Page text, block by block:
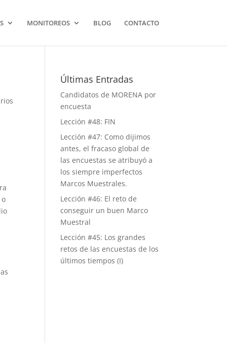
MONITOREOS BLOG CONTACTO
Últimas Entradas
Candidatos de MORENA por
encuesta
Lección #48: FIN
Lección #47: Como dijimos
antes, el fracaso global de
las encuestas se atribuyó a
los siempre imperfectos
Marcos Muestrales.
Lección #46: El reto de
conseguir un buen Marco
Muestral
Lección #45: Los grandes
retos de las encuestas de los
últimos tiempos (I)